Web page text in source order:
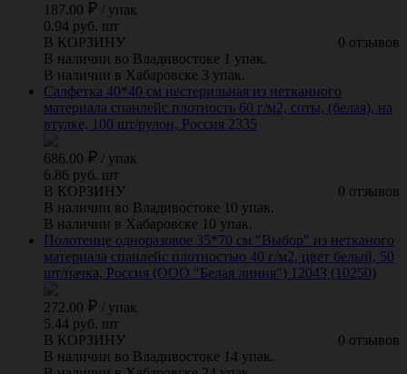
187.00 / упак
0.94 руб. шт
0 отзывов
В КОРЗИНУ
В наличии во Владивостоке 1 упак.
В наличии в Хабаровске 3 упак.
Салфетка 40*40 см нестерильная из нетканного
материала спанлейс плотность 60 г/м2, соты, (белая), на
втулке, 100 шт/рулон, Россия 2335
686.00 / упак
6.86 руб. шт
0 отзывов
В КОРЗИНУ
В наличии во Владивостоке 10 упак.
В наличии в Хабаровске 10 упак.
Полотенце одноразовое 35*70 см "Выбор" из нетканого
материала спанлейс плотностью 40 г/м2, цвет белый, 50
шт/пачка, Россия (ООО "Белая линия") 12043 (10250)
272.00 / упак
5.44 руб. шт
0 отзывов
В КОРЗИНУ
В наличии во Владивостоке 14 упак.